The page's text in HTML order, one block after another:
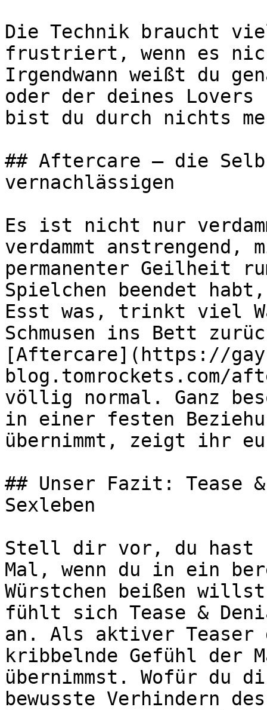
Die Technik braucht
frustriert, wenn es
Irgendwann weißt du
oder der deines Lovers
bist du durch nichts
## Aftercare – die
vernachlässigen
Es ist nicht nur
verdammt
permanenter Geilheit
Spielchen beendet
Esst was, trinkt viel
Schmusen ins Bett
[Aftercare](https://
blog.tomrockets.com/
völlig normal. Ganz
in einer festen
übernimmt, zeigt ihr
## Unser Fazit: Tease
Sexleben
Stell dir vor, du hast
Mal, wenn du in ein
Würstchen beißen
fühlt sich Tease &
an. Als aktiver Teaser
kribbelnde Gefühl der
übernimmst. Wofür du
bewusste Verhindern